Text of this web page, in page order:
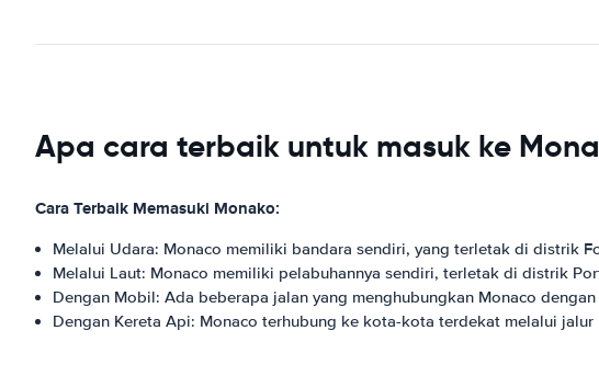
Apa cara terbaik untuk masuk ke
Cara Terbaik Memasuki Monako:
Melalui Udara: Monaco memiliki bandara sendiri, yang terletak di distrik
Melalui Laut: Monaco memiliki pelabuhannya sendiri, terletak di distrik
Dengan Mobil: Ada beberapa jalan yang menghubungkan Monaco
Dengan Kereta Api: Monaco terhubung ke kota-kota terdekat melalui